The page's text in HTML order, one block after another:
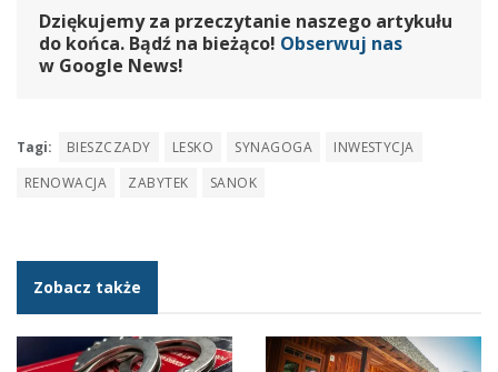
Dziękujemy za przeczytanie naszego artykułu
do końca. Bądź na bieżąco! Obserwuj nas
w Google News!
Tagi: BIESZCZADY LESKO SYNAGOGA
INWESTYCJA
RENOWACJA
ZABYTEK SANOK
Zobacz także